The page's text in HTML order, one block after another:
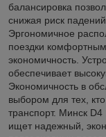
балансировка
снижая риск
Эргономичное
поездки
экономичность.
обеспечивает
Экономичность в
выбором для тех,
транспорт. Минск
ищет надежный,